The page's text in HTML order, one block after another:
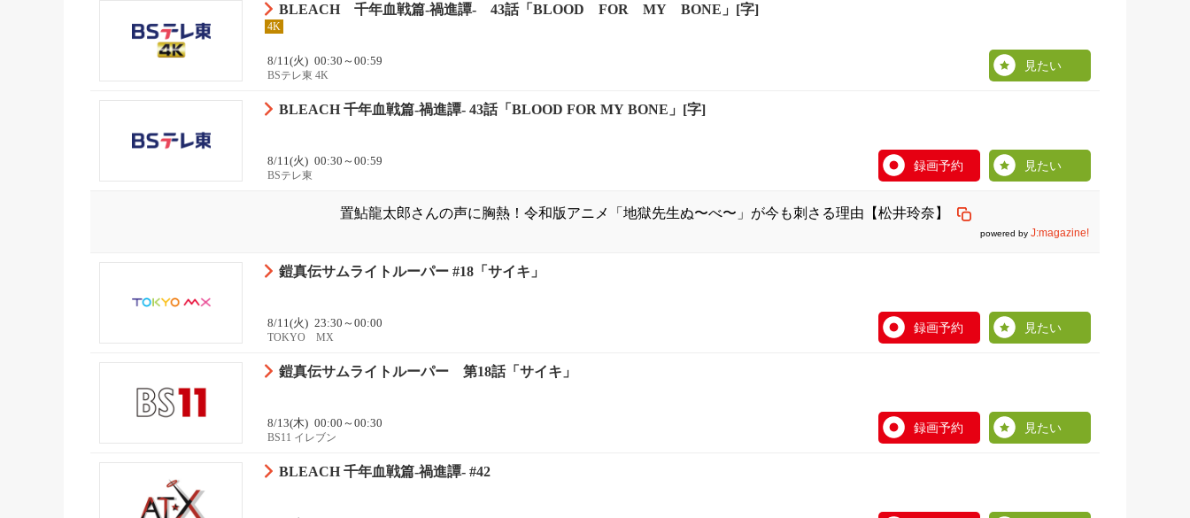
BLEACH 千年血戦篇-禍進譚- 43話「BLOOD FOR MY BONE」[字]
4K
8/11(火) 00:30～00:59
BSテレ東 4K
見たい
BLEACH 千年血戦篇-禍進譚- 43話「BLOOD FOR MY BONE」[字]
8/11(火) 00:30～00:59
BSテレ東
録画予約 見たい
置鮎龍太郎さんの声に胸熱！令和版アニメ「地獄先生ぬ〜べ〜」が今も刺さる理由【松井玲奈】
powered by J:magazine!
鎧真伝サムライトルーパー #18「サイキ」
8/11(火) 23:30～00:00
TOKYO MX
録画予約 見たい
鎧真伝サムライトルーパー 第18話「サイキ」
8/13(木) 00:00～00:30
BS11 イレブン
録画予約 見たい
BLEACH 千年血戦篇-禍進譚- #42